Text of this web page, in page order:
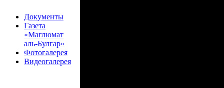
Документы
Газета
«Маглюмат
аль-Булгар»
Фотогалерея
Видеогалерея